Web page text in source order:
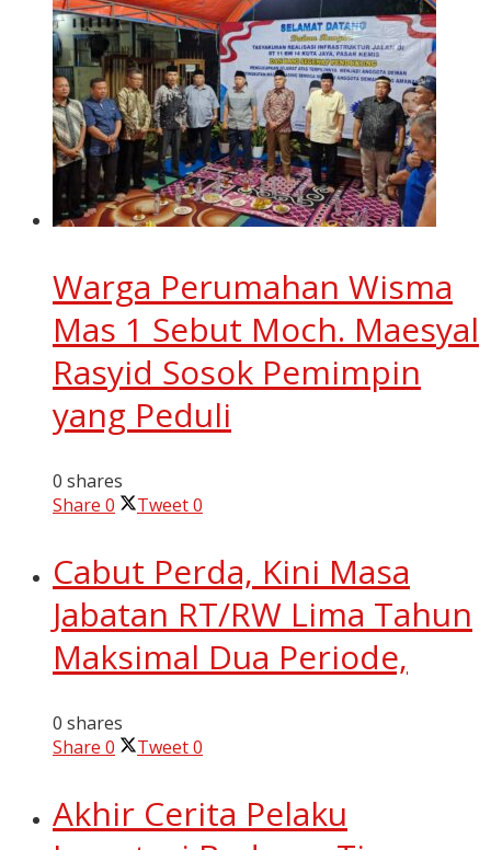
Warga Perumahan Wisma
Mas 1 Sebut Moch. Maesyal
Rasyid Sosok Pemimpin
yang Peduli
0 shares
Share 0 Tweet0
Cabut Perda, Kini Masa
Jabatan RT/RW Lima Tahun
Maksimal Dua Periode,
0 shares
Share 0 Tweet0
Akhir Cerita Pelaku